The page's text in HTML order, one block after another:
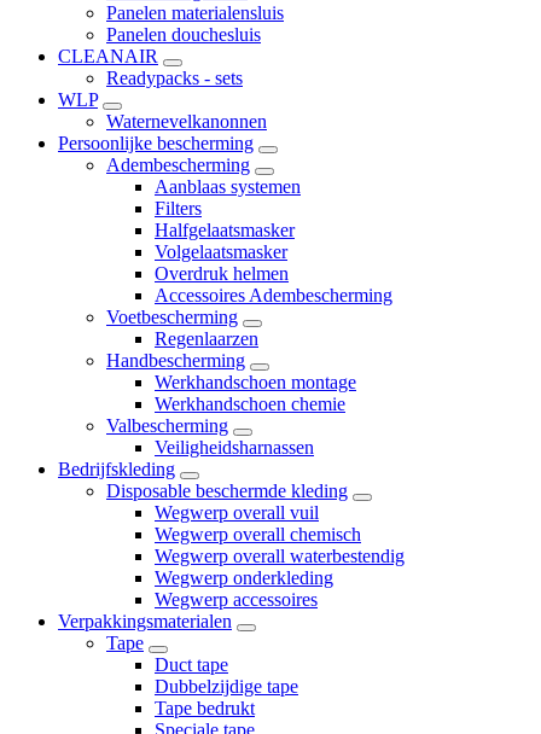
Panelen materialensluis
Panelen douchesluis
CLEANAIR
Readypacks - sets
WLP
Waternevelkanonnen
Persoonlijke bescherming
Adembescherming
Aanblaas systemen
Filters
Halfgelaatsmasker
Volgelaatsmasker
Overdruk helmen
Accessoires Adembescherming
Voetbescherming
Regenlaarzen
Handbescherming
Werkhandschoen montage
Werkhandschoen chemie
Valbescherming
Veiligheidsharnassen
Bedrijfskleding
Disposable beschermde kleding
Wegwerp overall vuil
Wegwerp overall chemisch
Wegwerp overall waterbestendig
Wegwerp onderkleding
Wegwerp accessoires
Verpakkingsmaterialen
Tape
Duct tape
Dubbelzijdige tape
Tape bedrukt